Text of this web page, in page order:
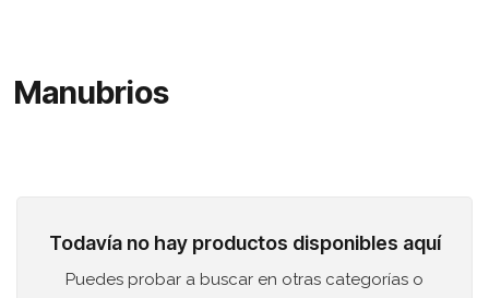
Manubrios
Todavía no hay productos disponibles aquí
Puedes probar a buscar en otras categorías o